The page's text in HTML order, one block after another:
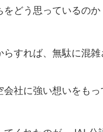
をどう思っているの
らすれば、無駄に混
会社に強い想いをも